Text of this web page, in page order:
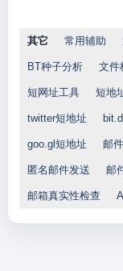
其它 常用辅助
BT种子分析 文件
短网址工具 短地
twitter短地址
goo.gl短地址 邮
匿名邮件发送 邮
邮箱真实性检查